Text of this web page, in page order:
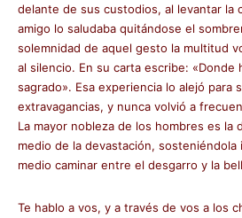
delante de sus custodios, al levantar la
amigo lo saludaba quitándose el
solemnidad de aquel gesto la multitud
al silencio. En su carta escribe: «Donde
sagrado». Esa experiencia lo alejó para
extravagancias, y nunca volvió a
La mayor nobleza de los hombres es la
medio de la devastación,
medio caminar entre el desgarro y la
Te hablo a vos, y a través de vos a los